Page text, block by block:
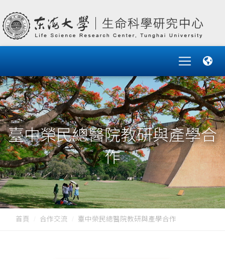
臺中榮民總醫院教研與產學合
作
首頁 合作交流 臺中榮民總醫院教研與產學合作